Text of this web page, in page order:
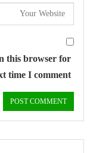
this browser for
time I comment.